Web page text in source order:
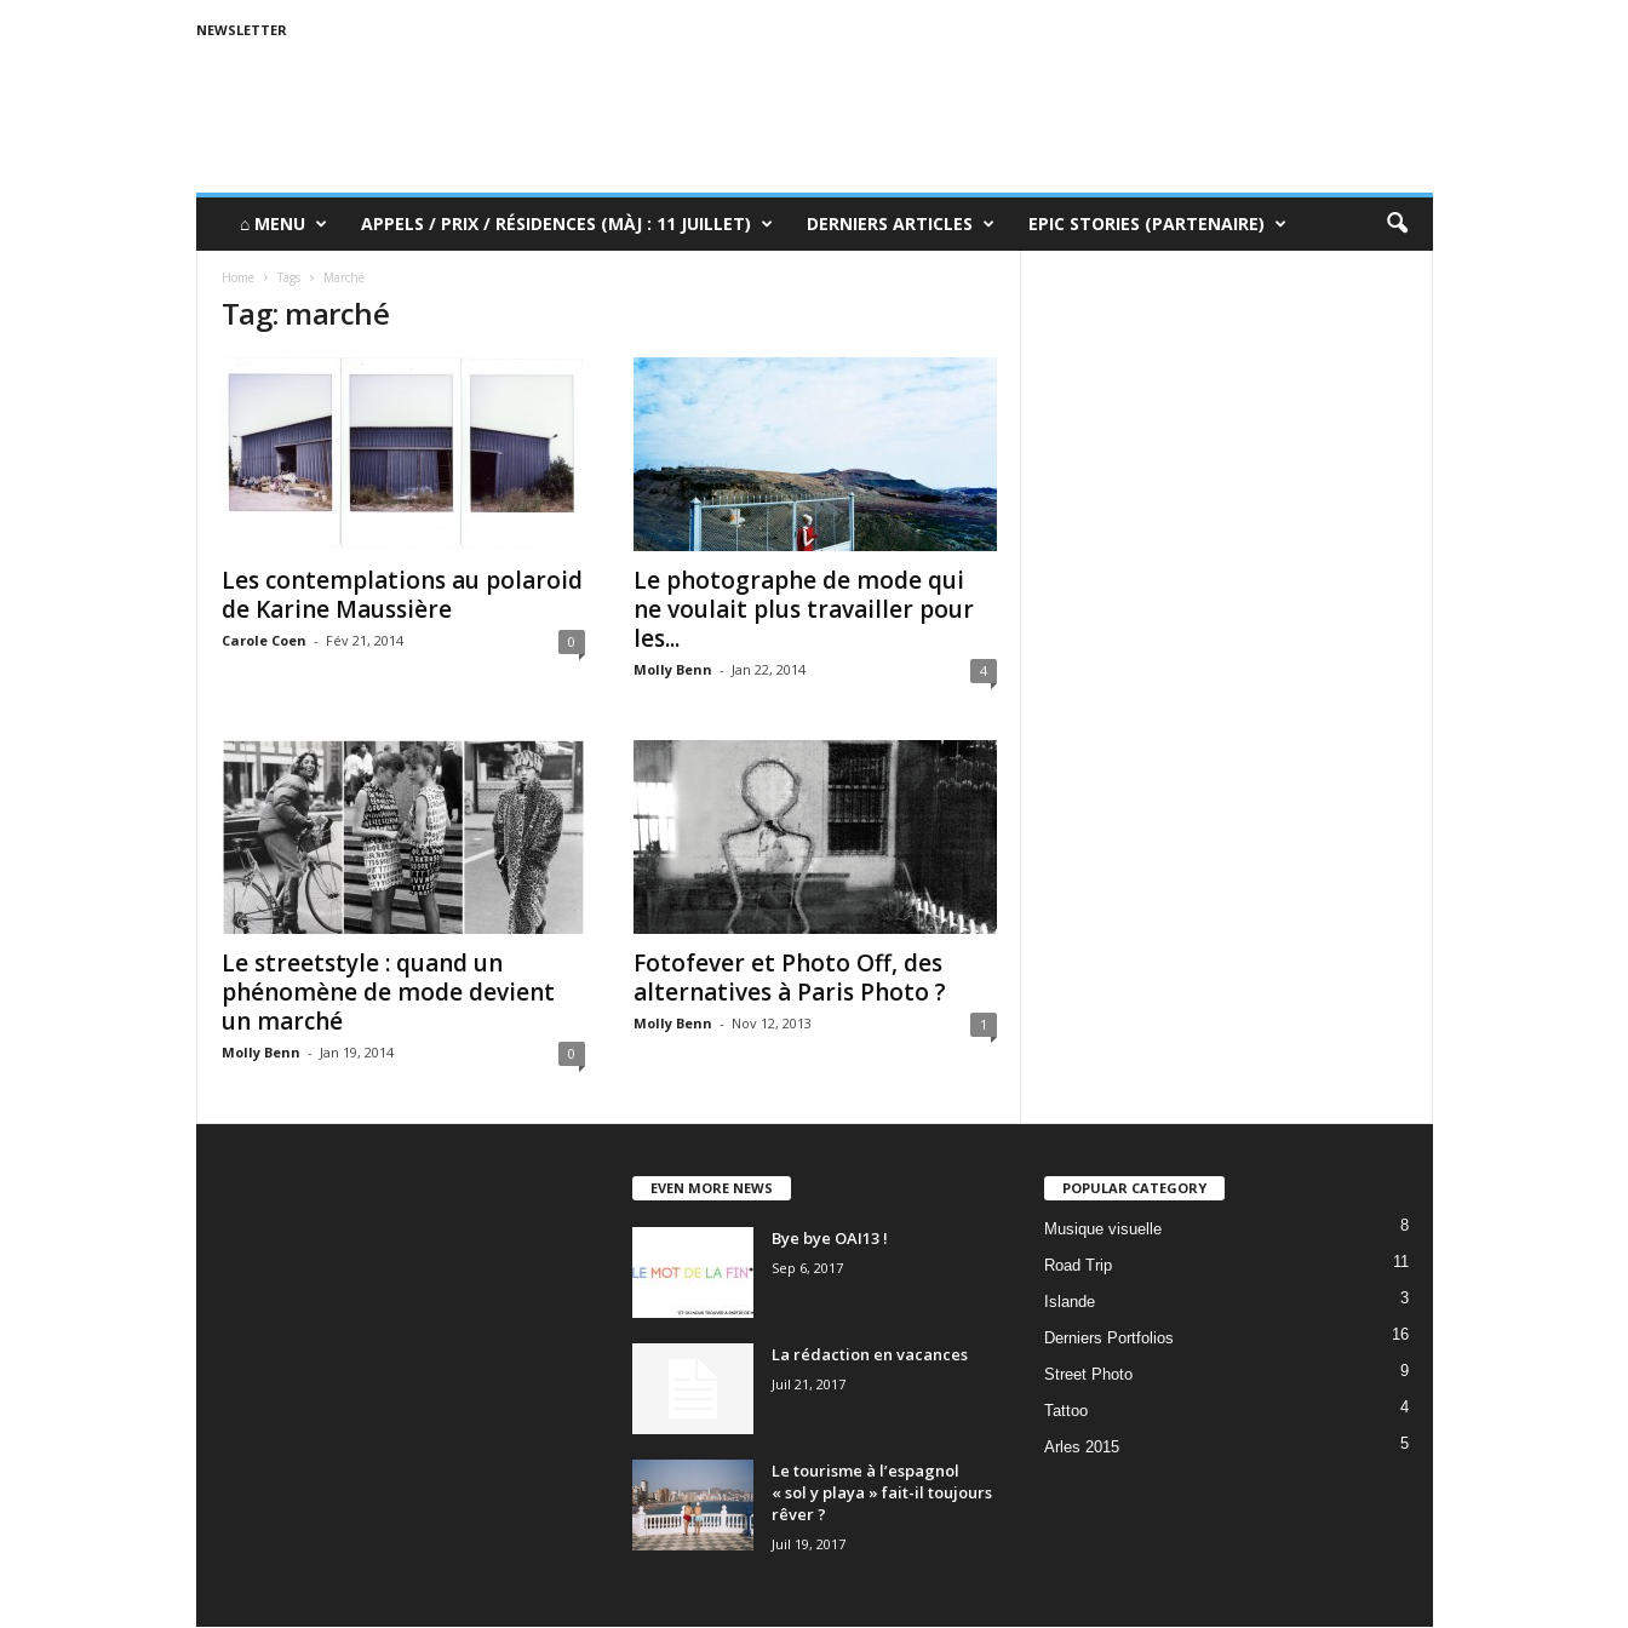
NEWSLETTER
⌂ MENU APPELS / PRIX / RÉSIDENCES (MÀJ : 11 JUILLET) DERNIERS ARTICLES EPIC STORIES (PARTENAIRE)
Home Tags Marché
Tag: marché
Les contemplations au polaroid
de Karine Maussière
Carole Coen - Fév 21, 2014 0
Le photographe de mode qui
ne voulait plus travailler pour
les...
Molly Benn - Jan 22, 2014 4
Le streetstyle : quand un
phénomène de mode devient
un marché
Molly Benn - Jan 19, 2014 0
Fotofever et Photo Off, des
alternatives à Paris Photo ?
Molly Benn - Nov 12, 2013 1
EVEN MORE NEWS
Bye bye OAI13 !
Sep 6, 2017
La rédaction en vacances
Juil 21, 2017
Le tourisme à l’espagnol
« sol y playa » fait-il toujours
rêver ?
Juil 19, 2017
POPULAR CATEGORY
Musique visuelle 8
Road Trip 11
Islande 3
Derniers Portfolios 16
Street Photo 9
Tattoo 4
Arles 2015 5